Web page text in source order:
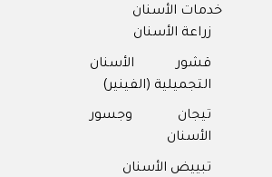
خدمات الأسنان
زراعة الأسنان
قشور الأسنان
التجميلية (الفينير)
تيجان وجسور
الأسنان
تبييض الأسنان